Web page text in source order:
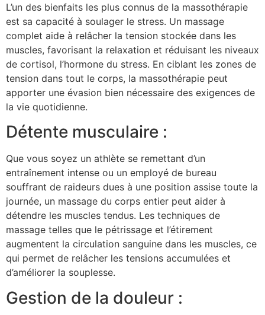
L’un des bienfaits les plus connus de la massothérapie
est sa capacité à soulager le stress. Un massage
complet aide à relâcher la tension stockée dans les
muscles, favorisant la relaxation et réduisant les niveaux
de cortisol, l’hormone du stress. En ciblant les zones de
tension dans tout le corps, la massothérapie peut
apporter une évasion bien nécessaire des exigences de
la vie quotidienne.
Détente musculaire :
Que vous soyez un athlète se remettant d’un
entraînement intense ou un employé de bureau
souffrant de raideurs dues à une position assise toute la
journée, un massage du corps entier peut aider à
détendre les muscles tendus. Les techniques de
massage telles que le pétrissage et l’étirement
augmentent la circulation sanguine dans les muscles, ce
qui permet de relâcher les tensions accumulées et
d’améliorer la souplesse.
Gestion de la douleur :